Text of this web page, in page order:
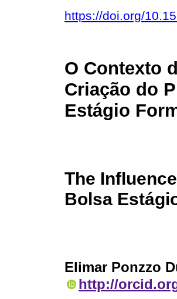
https://doi.org/
O Contexto
Criação do
Estágio
The
Bolsa
Elimar Ponzzo
http://